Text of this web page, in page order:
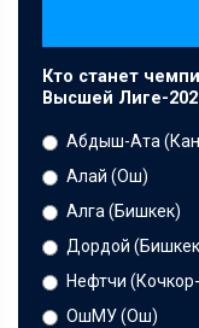
Кто станет
Высшей Лиге-
Абдыш-Ата
Алай (Ош)
Алга (Бишкек)
Дордой
Нефтчи
ОшМУ (Ош)